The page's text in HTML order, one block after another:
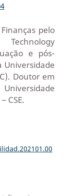
pelo
e pós-
Universidade
Doutor em
CSE.